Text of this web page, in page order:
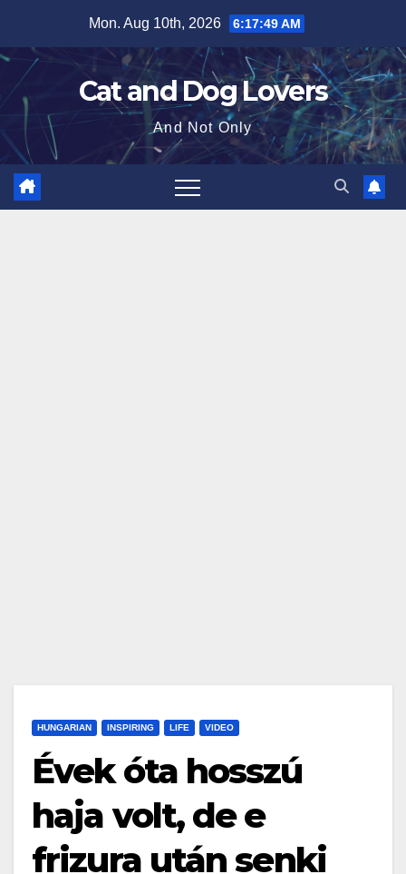
content
Mon. Aug 10th, 2026 6:17:50 AM
Cat and Dog Lovers
And Not Only
HUNGARIAN INSPIRING LIFE VIDEO
Évek óta hosszú
haja volt, de e
frizura után senki